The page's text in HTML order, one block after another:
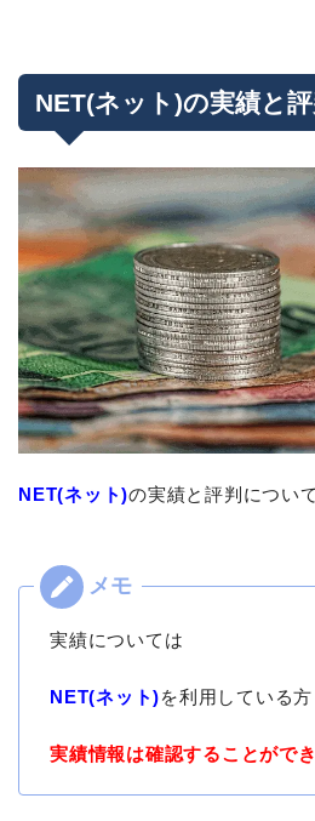
NET(ネット)の実績と評
NET(ネット)の実績と評判につい
実績については
NET(ネット)を利用している
実績情報は確認することがで